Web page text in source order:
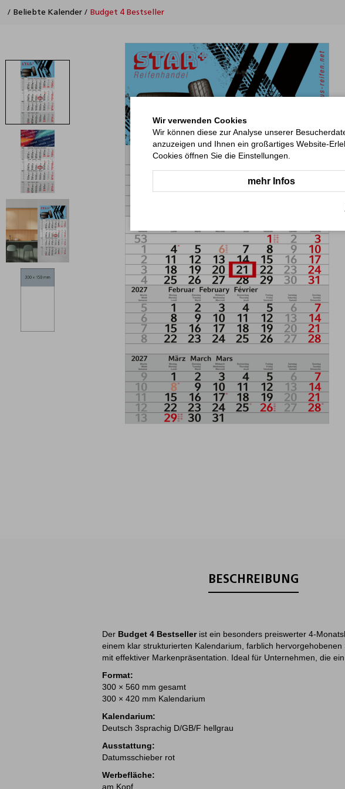
/ Beliebte Kalender / Budget 4 Bestseller
BESCHREIBUNG
Der Budget 4 Bestsellerist ein besonders preiswerter 4-
einem klar strukturierten Kalendarium, farblich
mit effektiver Markenpräsentation. Ideal für Unternehmen, die
Format:
300 × 560 mm gesamt
300 × 420 mm Kalendarium
Kalendarium:
Deutsch 3sprachig D/GB/F hellgrau
Ausstattung:
Datumsschieber rot
Werbefläche:
am Kopf
Wir verwenden Cookies
Wir können diese zur Analyse unserer
anzuzeigen und Ihnen ein großartiges Website-
Cookies öffnen Sie die Einstellungen.
mehr Infos